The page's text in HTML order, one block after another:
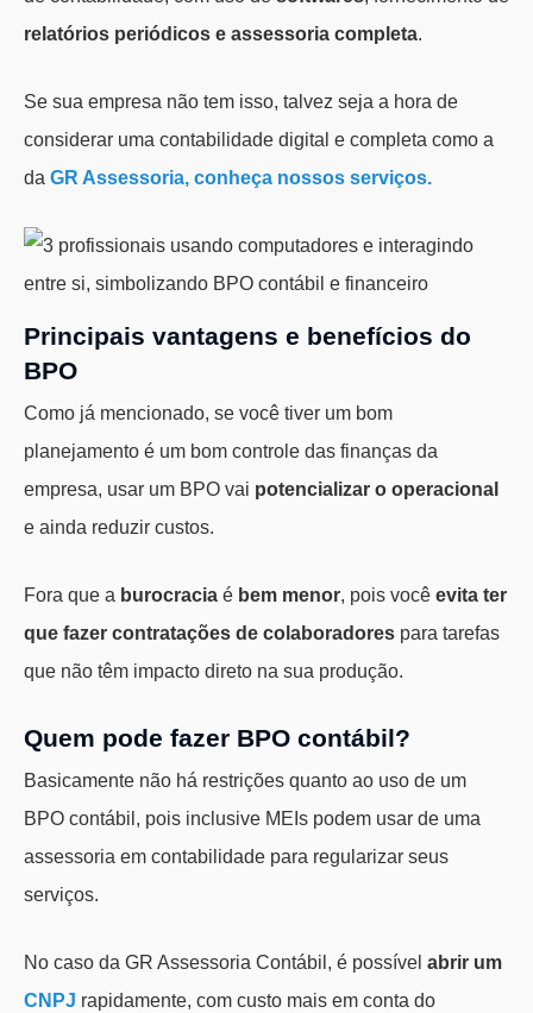
relatórios periódicos e assessoria completa.
Se sua empresa não tem isso, talvez seja a hora de
considerar uma contabilidade digital e completa como a
da GR Assessoria, conheça nossos serviços.
Principais vantagens e benefícios do
BPO
Como já mencionado, se você tiver um bom
planejamento é um bom controle das finanças da
empresa, usar um BPO vai potencializar o operacional
e ainda reduzir custos.
Fora que a burocracia é bem menor, pois você evita ter
que fazer contratações de colaboradores para tarefas
que não têm impacto direto na sua produção.
Quem pode fazer BPO contábil?
Basicamente não há restrições quanto ao uso de um
BPO contábil, pois inclusive MEIs podem usar de uma
assessoria em contabilidade para regularizar seus
serviços.
No caso da GR Assessoria Contábil, é possível abrir um
CNPJ rapidamente, com custo mais em conta do